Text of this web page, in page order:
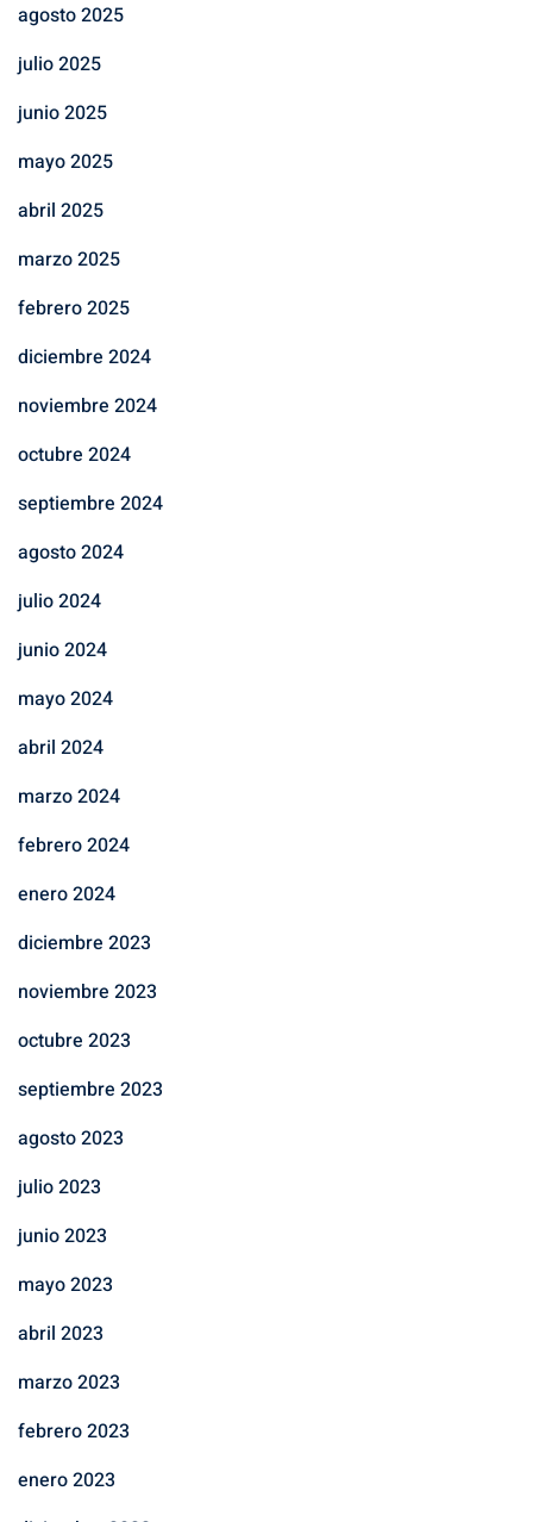
agosto 2025
julio 2025
junio 2025
mayo 2025
abril 2025
marzo 2025
febrero 2025
diciembre 2024
noviembre 2024
octubre 2024
septiembre 2024
agosto 2024
julio 2024
junio 2024
mayo 2024
abril 2024
marzo 2024
febrero 2024
enero 2024
diciembre 2023
noviembre 2023
octubre 2023
septiembre 2023
agosto 2023
julio 2023
junio 2023
mayo 2023
abril 2023
marzo 2023
febrero 2023
enero 2023